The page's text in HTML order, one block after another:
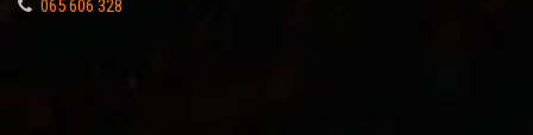
065 606 328